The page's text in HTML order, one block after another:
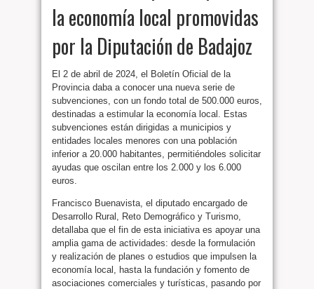
la economía local promovidas
por la Diputación de Badajoz
El 2 de abril de 2024, el Boletín Oficial de la
Provincia daba a conocer una nueva serie de
subvenciones, con un fondo total de 500.000 euros,
destinadas a estimular la economía local. Estas
subvenciones están dirigidas a municipios y
entidades locales menores con una población
inferior a 20.000 habitantes, permitiéndoles solicitar
ayudas que oscilan entre los 2.000 y los 6.000
euros.
Francisco Buenavista, el diputado encargado de
Desarrollo Rural, Reto Demográfico y Turismo,
detallaba que el fin de esta iniciativa es apoyar una
amplia gama de actividades: desde la formulación
y realización de planes o estudios que impulsen la
economía local, hasta la fundación y fomento de
asociaciones comerciales y turísticas, pasando por